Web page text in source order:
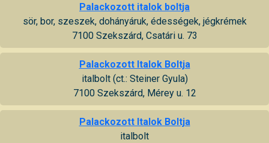
Palackozott italok boltja
sör, bor, szeszek, dohányáruk, édességek, jégkrémek
7100 Szekszárd, Csatári u. 73
Palackozott Italok Boltja
italbolt (ct.: Steiner Gyula)
7100 Szekszárd, Mérey u. 12
Palackozott Italok Boltja
italbolt